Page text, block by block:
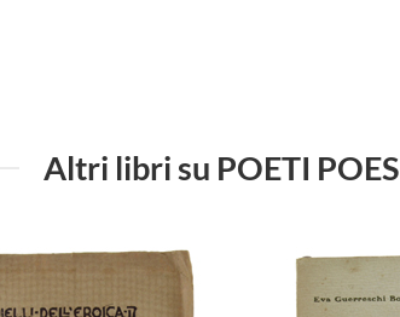
Altri libri su POETI